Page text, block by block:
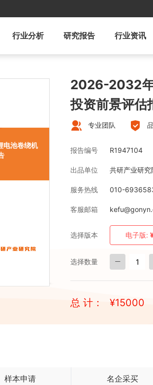
行业分析 研究报告 行业资讯
池卷绕机
2026-2032
投资前景评估
专业团队
报告编号 R1947104
出品单位 共研产业研究
服务热线 010-
客服邮箱
选择版本 电子版:
选择数量
总 计： ¥15000
样本申请 名企采买